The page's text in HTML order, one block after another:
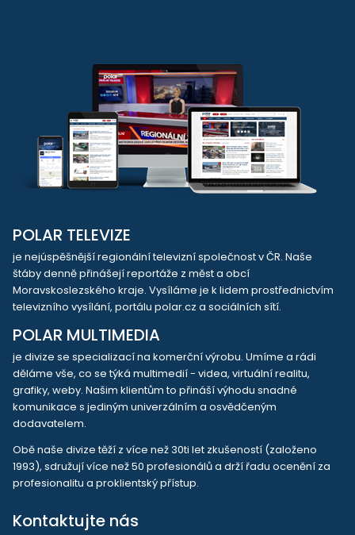
POLAR TELEVIZE
je nejúspěšnější regionální televizní společnost v ČR. Naše
štáby denně přinášejí reportáže z měst a obcí
Moravskoslezského kraje. Vysíláme je k lidem prostřednictvím
televizního vysílání, portálu polar.cz a sociálních sítí.
POLAR MULTIMEDIA
je divize se specializací na komerční výrobu. Umíme a rádi
děláme vše, co se týká multimedií - videa, virtuální realitu,
grafiky, weby. Našim klientům to přináší výhodu snadné
komunikace s jediným univerzálním a osvědčeným
dodavatelem.
Obě naše divize těží z více než 30ti let zkušeností (založeno
1993), sdružují více než 50 profesionálů a drží řadu ocenění za
profesionalitu a proklientský přístup.
Kontaktujte nás